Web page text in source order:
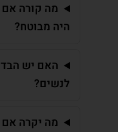
מה קורה
היה מבוטח?
האם יש
לנשים?
מה יקרה אם